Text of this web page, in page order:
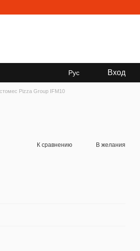
Рус Вход
Pizza Group IFM10
К сравнению В желания